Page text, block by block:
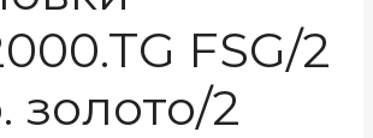
FSG/2
золото/2